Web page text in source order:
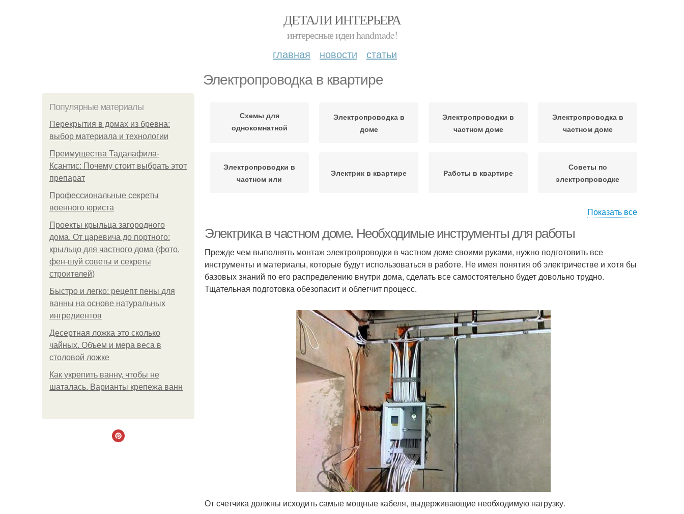
ДЕТАЛИ ИНТЕРЬЕРА
интересные идеи handmade!
главная новости статьи
Электропроводка в квартире
Популярные материалы
Перекрытия в домах из бревна:
выбор материала и технологии
Преимущества Тадалафила-
Ксантис: Почему стоит выбрать этот
препарат
Профессиональные секреты
военного юриста
Проекты крыльца загородного
дома. От царевича до портного:
крыльцо для частного дома (фото,
фен-шуй советы и секреты
строителей)
Быстро и легко: рецепт пены для
ванны на основе натуральных
ингредиентов
Десертная ложка это сколько
чайных. Объем и мера веса в
столовой ложке
Как укрепить ванну, чтобы не
шаталась. Варианты крепежа ванн
Схемы для
однокомнатной
Электропроводка в
доме
Электропроводки в
частном доме
Электропроводка в
частном доме
Электропроводки в
частном или
Электрик в квартире Работы в квартире
Советы по
электропроводке
квартире
Показать все
Электрика в частном доме. Необходимые инструменты для работы
Прежде чем выполнять монтаж электропроводки в частном доме своими руками, нужно подготовить все
инструменты и материалы, которые будут использоваться в работе. Не имея понятия об электричестве и хотя бы
базовых знаний по его распределению внутри дома, сделать все самостоятельно будет довольно трудно.
Тщательная подготовка обезопасит и облегчит процесс.
От счетчика должны исходить самые мощные кабеля, выдерживающие необходимую нагрузку.